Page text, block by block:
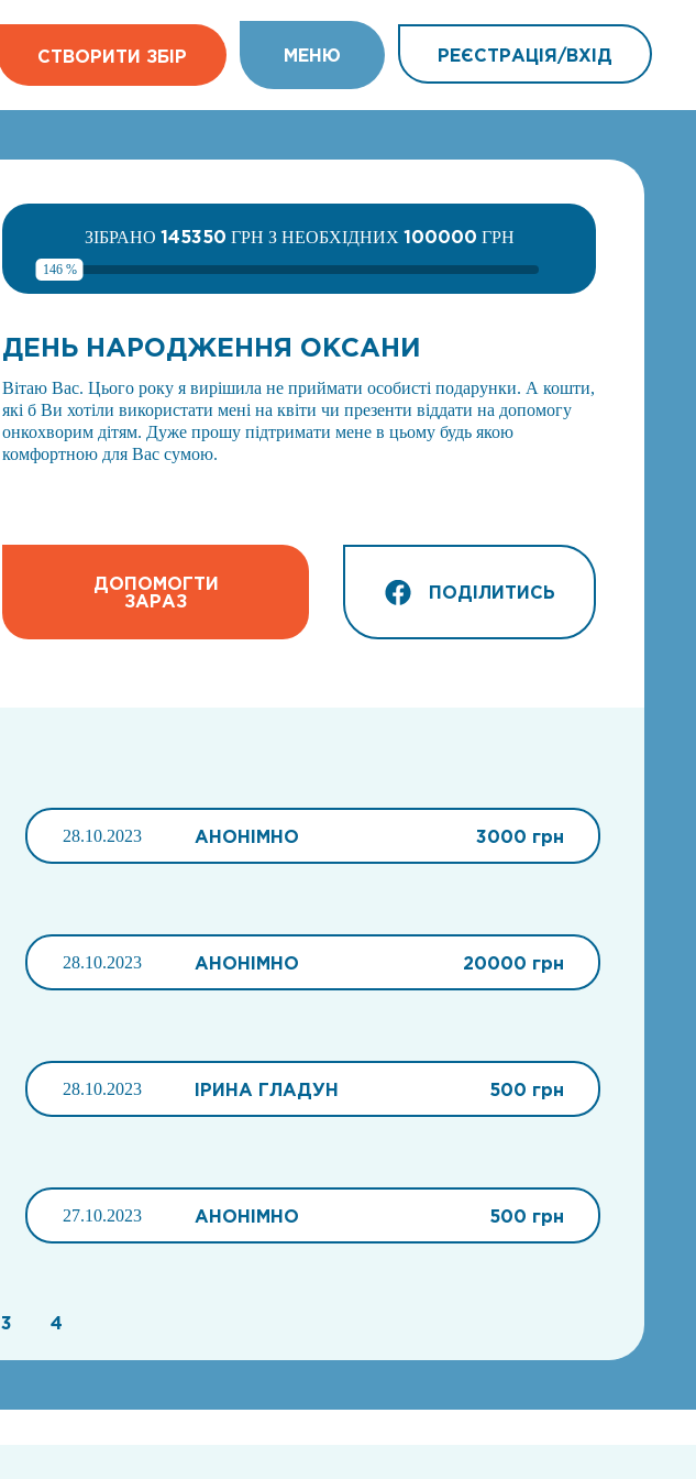
СТВОРИТИ ЗБІР МEНЮ РЕЄСТРАЦІЯ/ВХIД
ЗІБРАНО 145350 ГРН З НЕОБХІДНИХ 100000 ГРН
146 %
ДЕНЬ НАРОДЖЕННЯ ОКСАНИ
Вітаю Вас. Цього року я вирішила не приймати особисті подарунки. А кошти,
які б Ви хотіли використати мені на квіти чи презенти віддати на допомогу
онкохворим дітям. Дуже прошу підтримати мене в цьому будь якою
комфортною для Вас сумою.
ДОПОМОГТИ
ЗАРАЗ
ПОДІЛИТИСЬ
28.10.2023 АНОНІМНО 3000 грн
28.10.2023 АНОНІМНО 20000 грн
28.10.2023 ІРИНА ГЛАДУН 500 грн
27.10.2023 АНОНІМНО 500 грн
3 4